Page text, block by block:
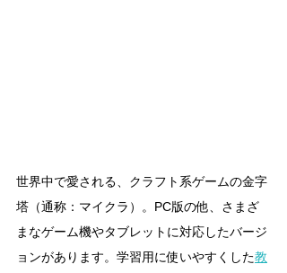
世界中で愛される、クラフト系ゲームの金字
塔（通称：マイクラ）。PC版の他、さまざ
まなゲーム機やタブレットに対応したバージ
ョンがあります。学習用に使いやすくした教